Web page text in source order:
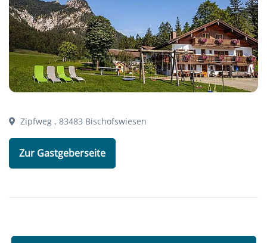
Zipfweg , 83483 Bischofswiesen
Zur Gastgeberseite